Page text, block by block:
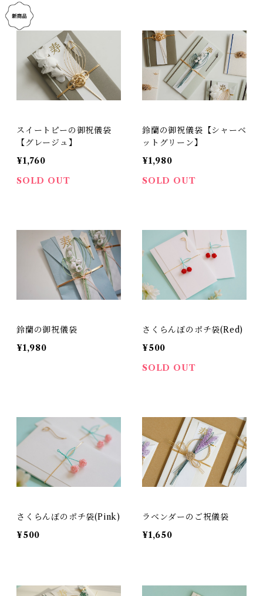
スイートピーの御祝儀袋
【グレージュ】
¥1,760
SOLD OUT
鈴蘭の御祝儀袋【シャーベ
ットグリーン】
¥1,980
SOLD OUT
鈴蘭の御祝儀袋
¥1,980
さくらんぼのポチ袋(Red)
¥500
SOLD OUT
さくらんぼのポチ袋(Pink)
¥500
ラベンダーのご祝儀袋
¥1,650